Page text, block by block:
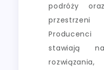
podróży
stawiają